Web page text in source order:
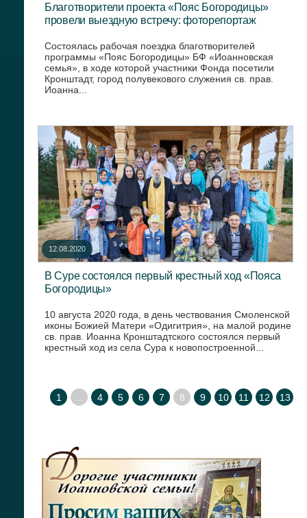
Благотворители проекта «Пояс Богородицы»
провели выездную встречу: фоторепортаж
Состоялась рабочая поездка благотворителей
программы «Пояс Богородицы» БФ «Иоанновская
семья», в ходе которой участники Фонда посетили
Кронштадт, город полувекового служения св. прав.
Иоанна...
12.08.2020
В Суре состоялся первый крестный ход «Пояса
Богородицы»
10 августа 2020 года, в день чествования Смоленской
иконы Божией Матери «Одигитрия», на малой родине
св. прав. Иоанна Кронштадтского состоялся первый
крестный ход из села Сура к новопостроенной...
1 4 5 6 7 8 9 10 11 12 13